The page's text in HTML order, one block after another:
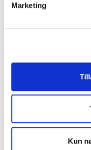
Marketing
Kun
HAASE FORLAG
HOI FORLAG
ILINNIUSIORFIK